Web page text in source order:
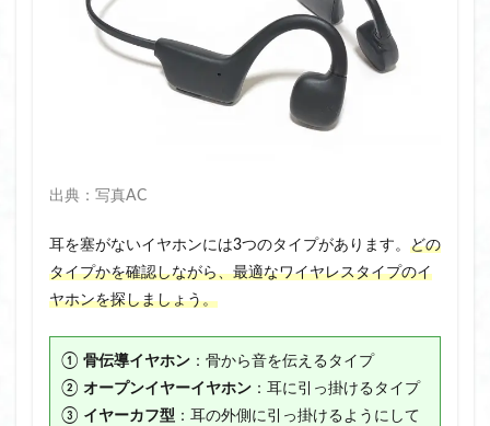
出典：写真AC
耳を塞がないイヤホンには3つのタイプがあります。 どの
タイプかを確認しながら、最適なワイヤレスタイプのイ
ヤホンを探しましょう。
① 骨伝導イヤホン ：骨から音を伝えるタイプ
② オープンイヤーイヤホン ：耳に引っ掛けるタイプ
③ イヤーカフ型 ：耳の外側に引っ掛けるようにして